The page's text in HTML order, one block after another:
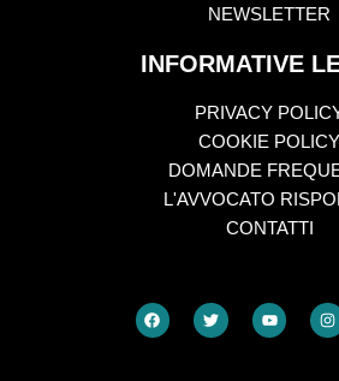
NEWSLETTER
INFORMATIVE
PRIVACY
COOKIE POLICY
DOMANDE
L'AVVOCATO
CONTATTI